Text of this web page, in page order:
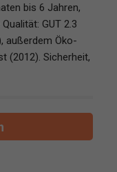
bis 6 Jahren,
GUT 2.3
außerdem Öko-
(2012). Sicherheit,